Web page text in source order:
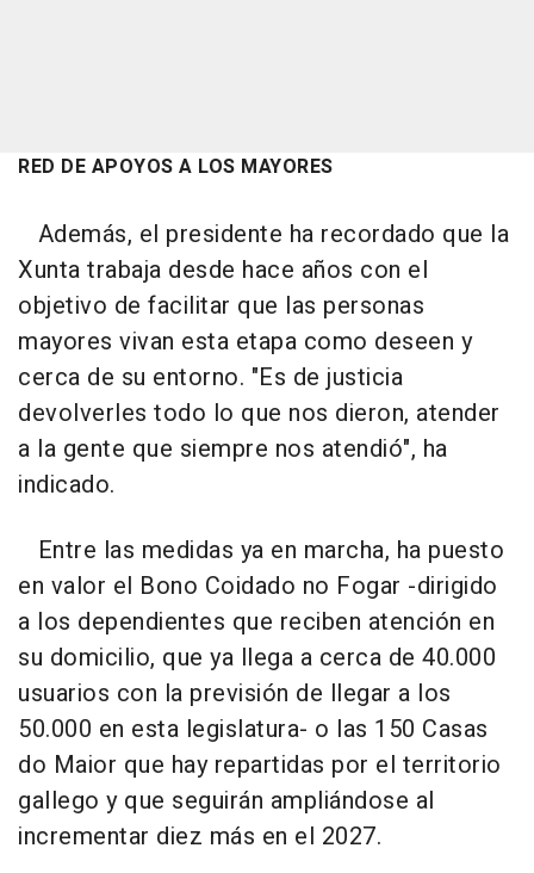
RED DE APOYOS A LOS MAYORES
Además, el presidente ha recordado que la
Xunta trabaja desde hace años con el
objetivo de facilitar que las personas
mayores vivan esta etapa como deseen y
cerca de su entorno. "Es de justicia
devolverles todo lo que nos dieron, atender
a la gente que siempre nos atendió", ha
indicado.
Entre las medidas ya en marcha, ha puesto
en valor el Bono Coidado no Fogar -dirigido
a los dependientes que reciben atención en
su domicilio, que ya llega a cerca de 40.000
usuarios con la previsión de llegar a los
50.000 en esta legislatura- o las 150 Casas
do Maior que hay repartidas por el territorio
gallego y que seguirán ampliándose al
incrementar diez más en el 2027.